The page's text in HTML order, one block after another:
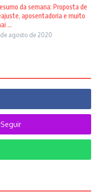
da semana: Proposta de
aposentadoria e muito
...
de agosto de 2020
Seguir